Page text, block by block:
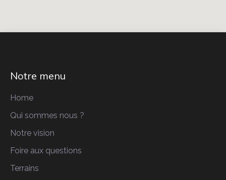
Notre menu
Home
Qui sommes nous ?
Notre vision
Foire aux questions
Terrains